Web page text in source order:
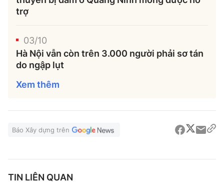
trợ
03/10
Hà Nội vẫn còn trên 3.000 người phải sơ tán
do ngập lụt
Xem thêm
Báo Xây dựng trên
TIN LIÊN QUAN